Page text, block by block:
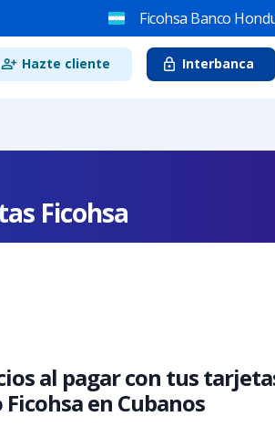
Ficohsa Banco
Hazte cliente Interbanca
Ficohsa
al pagar con tus
en Cubanos